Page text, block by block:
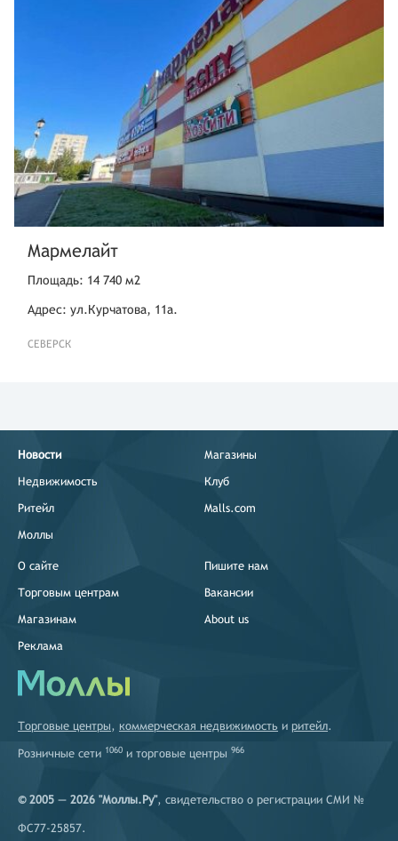
Мармелайт
Площадь: 14 740 м2
Адрес: ул.Курчатова, 11а.
СЕВЕРСК
Новости
Недвижимость
Ритейл
Моллы
Магазины
Клуб
Malls.com
О сайте
Торговым центрам
Магазинам
Реклама
Пишите нам
Вакансии
About us
Торговые центры, коммерческая недвижимость и ритейл.
Розничные сети 1060 и торговые центры 966
© 2005 — 2026 "Моллы.Ру", свидетельство о регистрации СМИ №
ФС77-25857.